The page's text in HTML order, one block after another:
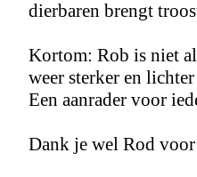
dierbaren brengt
Kortom: Rob is niet
weer sterker en
Een aanrader voor
Dank je wel Rod